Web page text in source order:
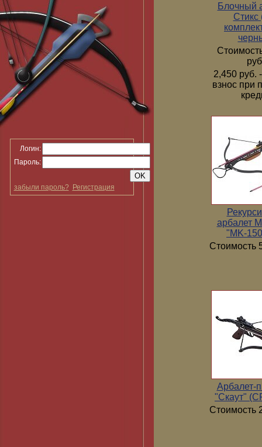
Логин:
Пароль:
забыли пароль? Регистрация
Блочный
Стикс
2,450 руб.
взнос при
арбалет
"MK-
Стоимость
Арбалет-
"Скаут"
Стоимость